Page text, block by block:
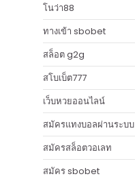
โนว่า88
ทางเข้า sbobet
สล็อต g2g
สโบเบ็ต777
เว็บหวยออนไลน์
สมัครแทงบอลผ่านระบบ
สมัครสล็อตวอเลท
สมัคร sbobet